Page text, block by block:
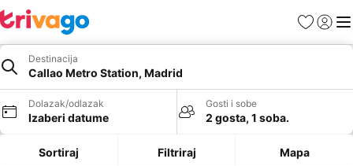
FavoritiPrijavi
Destinacija
Callao Metro Station, Madrid
Dolazak/odlazak
Izaberi datume
Gosti i sobe
2 gosta, 1 soba.
Sortiraj Filtriraj Mapa